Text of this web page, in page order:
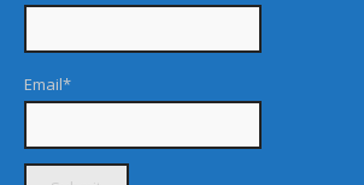
Email*